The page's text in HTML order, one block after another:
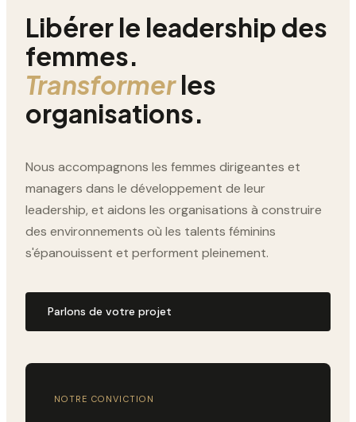
Libérer le leadership des
femmes.
Transformerles
organisations.
Nous accompagnons les femmes dirigeantes et
managers dans le développement de leur
leadership, et aidons les organisations à construire
des environnements où les talents féminins
s'épanouissent et performent pleinement.
Parlons de votre projet
NOTRE CONVICTION